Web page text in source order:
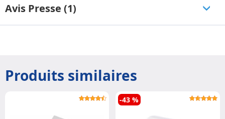
Avis Presse (1)
Produits similaires
-43 %